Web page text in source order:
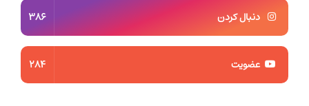
دنبال کردن 386
عضویت 284